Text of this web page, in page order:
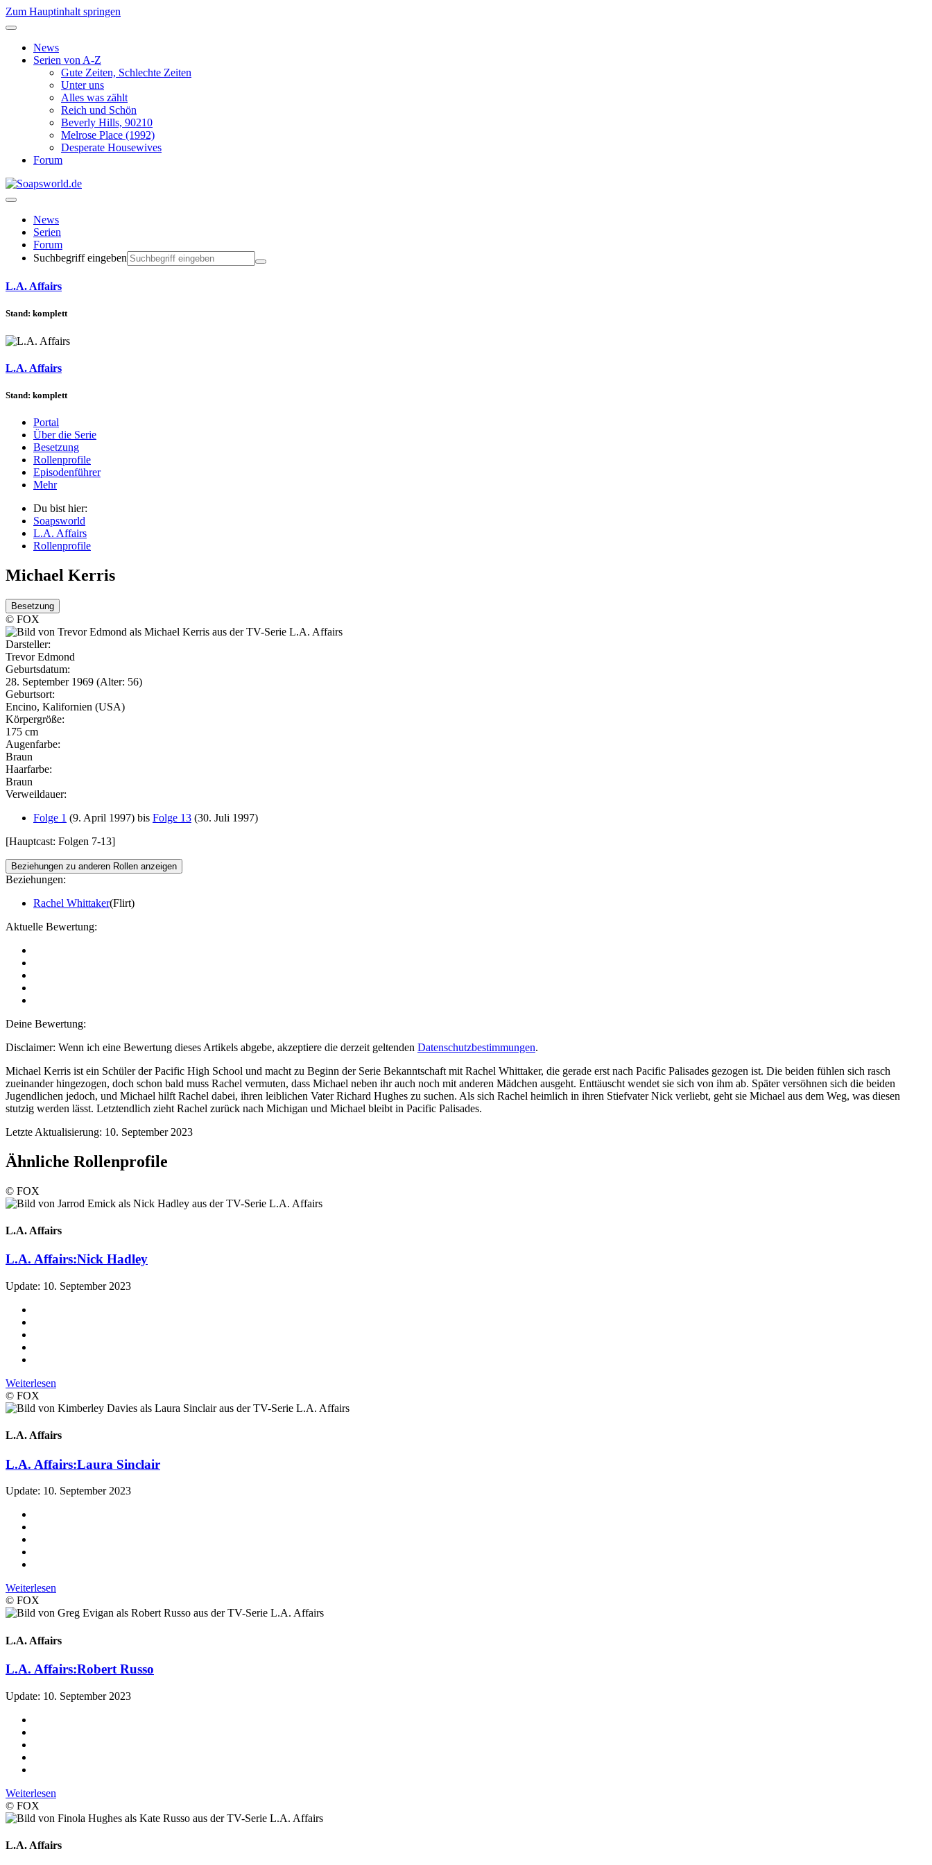
Zum Hauptinhalt springen
News
Serien von A-Z
Gute Zeiten, Schlechte Zeiten
Unter uns
Alles was zählt
Reich und Schön
Beverly Hills, 90210
Melrose Place (1992)
Desperate Housewives
Forum
News
Serien
Forum
Suchbegriff eingeben
L.A. Affairs
Stand: komplett
L.A. Affairs
Stand: komplett
Portal
Über die Serie
Besetzung
Rollenprofile
Episodenführer
Mehr
Du bist hier:
Soapsworld
L.A. Affairs
Rollenprofile
Michael Kerris
Besetzung
© FOX
Darsteller:
Trevor Edmond
Geburtsdatum:
28. September 1969 (Alter: 56)
Geburtsort:
Encino, Kalifornien (USA)
Körpergröße:
175 cm
Augenfarbe:
Braun
Haarfarbe:
Braun
Verweildauer:
Folge 1 (9. April 1997) bis Folge 13 (30. Juli 1997)
[Hauptcast: Folgen 7-13]
Beziehungen zu anderen Rollen anzeigen
Beziehungen:
Rachel Whittaker(Flirt)
Aktuelle Bewertung:
Deine Bewertung:
Disclaimer: Wenn ich eine Bewertung dieses Artikels abgebe, akzeptiere die derzeit geltenden Datenschutzbestimmungen.
Michael Kerris ist ein Schüler der Pacific High School und macht zu Beginn der Serie Bekanntschaft mit Rachel Whittaker, die gerade erst nach Pacific Palisades gezogen ist. Die beiden fühlen sich rasch
zueinander hingezogen, doch schon bald muss Rachel vermuten, dass Michael neben ihr auch noch mit anderen Mädchen ausgeht. Enttäuscht wendet sie sich von ihm ab. Später versöhnen sich die beiden
Jugendlichen jedoch, und Michael hilft Rachel dabei, ihren leiblichen Vater Richard Hughes zu suchen. Als sich Rachel heimlich in ihren Stiefvater Nick verliebt, geht sie Michael aus dem Weg, was diesen
stutzig werden lässt. Letztendlich zieht Rachel zurück nach Michigan und Michael bleibt in Pacific Palisades.
Letzte Aktualisierung: 10. September 2023
Ähnliche Rollenprofile
© FOX
L.A. Affairs
L.A. Affairs:Nick Hadley
Update: 10. September 2023
Weiterlesen
© FOX
L.A. Affairs
L.A. Affairs:Laura Sinclair
Update: 10. September 2023
Weiterlesen
© FOX
L.A. Affairs
L.A. Affairs:Robert Russo
Update: 10. September 2023
Weiterlesen
© FOX
L.A. Affairs